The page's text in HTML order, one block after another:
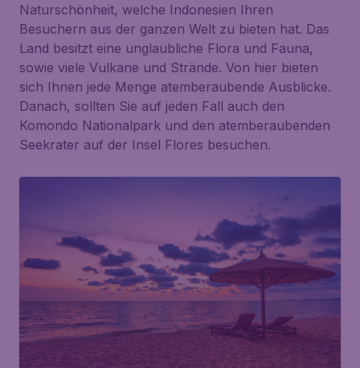
Naturschönheit, welche Indonesien Ihren
Besuchern aus der ganzen Welt zu bieten hat. Das
Land besitzt eine unglaubliche Flora und Fauna,
sowie viele Vulkane und Strände. Von hier bieten
sich Ihnen jede Menge atemberaubende Ausblicke.
Danach, sollten Sie auf jeden Fall auch den
Komondo Nationalpark und den atemberaubenden
Seekrater auf der Insel Flores besuchen.